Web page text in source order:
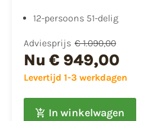
12-persoons 51-delig
Adviesprijs € 1.090,00
Nu € 949,00
Levertijd 1-3 werkdagen
In winkelwagen